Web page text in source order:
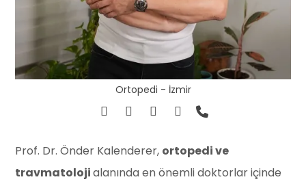
Ortopedi - İzmir
Prof. Dr. Önder Kalenderer, ortopedi ve
travmatolojialanında en önemli doktorlar içinde